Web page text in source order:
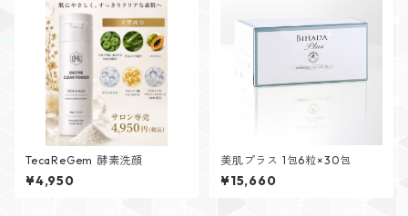
TecaReGem 酵素洗顔
¥4,950
美肌プラス 1包6粒×30包
¥15,660